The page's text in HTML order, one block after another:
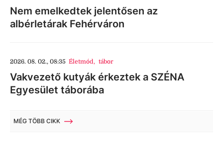
Nem emelkedtek jelentősen az
albérletárak Fehérváron
2026. 08. 02., 08:35 Életmód, tábor
Vakvezető kutyák érkeztek a SZÉNA
Egyesület táborába
MÉG TÖBB CIKK